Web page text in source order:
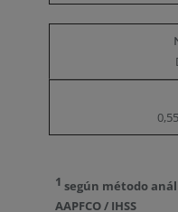
1 según método
AAPFCO / IHSS